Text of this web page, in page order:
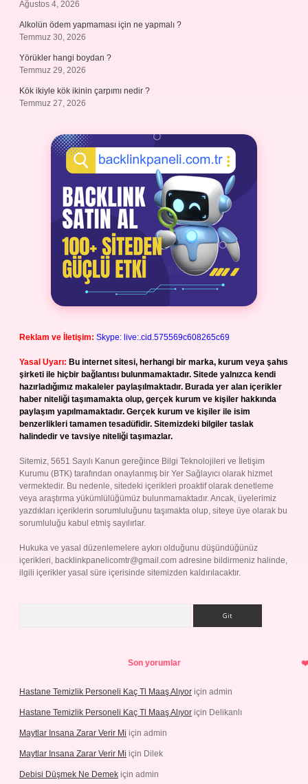
Ağustos 4, 2026
Alkolün ödem yapmaması için ne yapmalı ?
Temmuz 30, 2026
Yörükler hangi boydan ?
Temmuz 29, 2026
Kök ikiyle kök ikinin çarpımı nedir ?
Temmuz 27, 2026
Reklam ve İletişim: Skype: live:.cid.575569c608265c69
Yasal Uyarı: Bu internet sitesi, herhangi bir marka, kurum veya şahıs
şirketi ile hiçbir bağlantısı bulunmamaktadır. Sitede yalnızca kendi
hazırladığımız makaleler paylaşılmaktadır. Burada yer alan içerikler
haber niteliği taşımamakta olup, gerçek kurum ve kişiler hakkında
paylaşım yapılmamaktadır. Gerçek kurum ve kişiler ile isim
benzerlikleri tamamen tesadüfidir. Sitemizdeki bilgiler taslak
halindedir ve tavsiye niteliği taşımazlar.
Sitemiz, 5651 Sayılı Kanun gereğince Bilgi Teknolojileri ve İletişim
Kurumu (BTK) tarafından onaylanmış bir Yer Sağlayıcı olarak hizmet
vermektedir. Bu nedenle, sitedeki içerikleri proaktif olarak denetleme
veya araştırma yükümlülüğümüz bulunmamaktadır. Ancak, üyelerimiz
yazdıkları içeriklerin sorumluluğunu taşımakta olup, siteye üye olarak bu
sorumluluğu kabul etmiş sayılırlar.
Hukuka ve yasal düzenlemelere aykırı olduğunu düşündüğünüz
içerikleri, backlinkpanelicomtr@gmail.com adresine bildirmeniz halinde,
ilgili içerikler yasal süre içerisinde sitemizden kaldırılacaktır.
Son yorumlar
Hastane Temizlik Personeli Kaç Tl Maaş Alıyor için admin
Hastane Temizlik Personeli Kaç Tl Maaş Alıyor için Delikanlı
Maytlar Insana Zarar Verir Mi için admin
Maytlar Insana Zarar Verir Mi için Dilek
Debisi Düşmek Ne Demek için admin